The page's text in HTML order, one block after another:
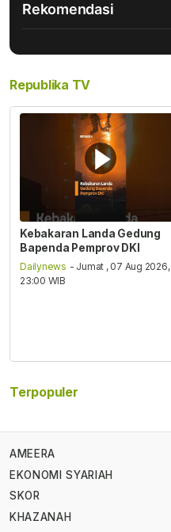
Rekomendasi
Republika TV
Kebakaran Landa Gedung
Bapenda Pemprov DKI
Dailynews - Jumat , 07 Aug 2026,
23:00 WIB
Terpopuler
AMEERA
EKONOMI SYARIAH
SKOR
KHAZANAH